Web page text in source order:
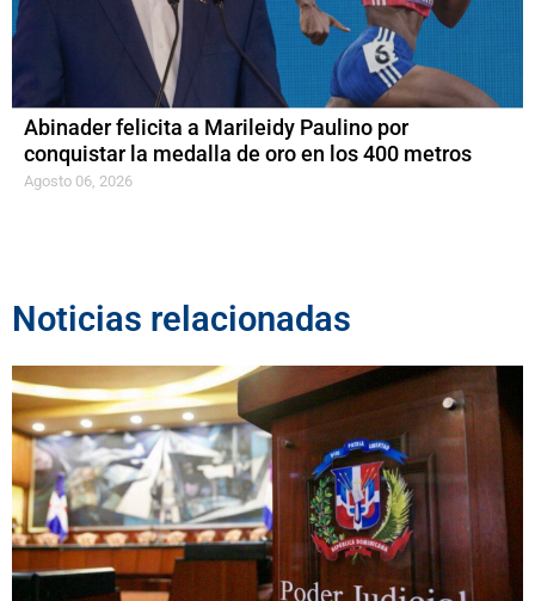
Abinader felicita a Marileidy Paulino por
conquistar la medalla de oro en los 400 metros
Agosto 06, 2026
Noticias relacionadas